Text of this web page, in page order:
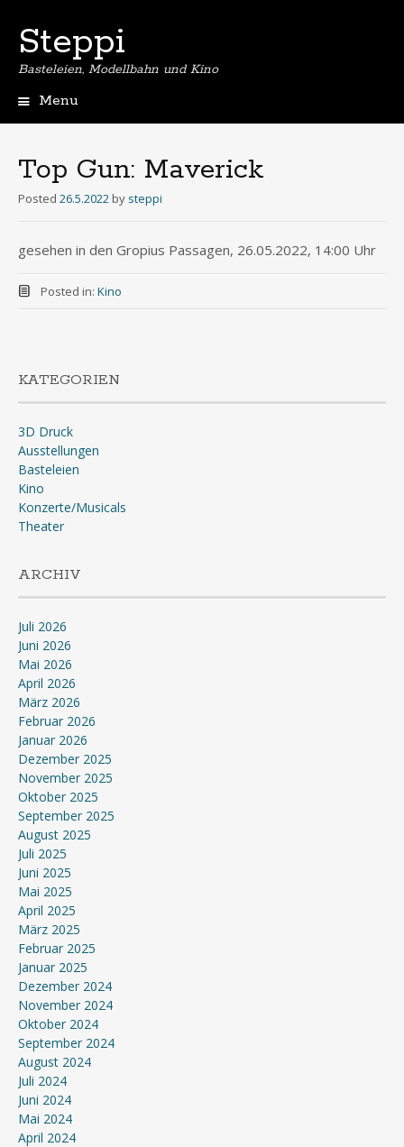
Steppi
Basteleien, Modellbahn und Kino
Menu
Top Gun: Maverick
Posted 26.5.2022 by steppi
gesehen in den Gropius Passagen, 26.05.2022, 14:00 Uhr
Posted in: Kino
KATEGORIEN
3D Druck
Ausstellungen
Basteleien
Kino
Konzerte/Musicals
Theater
ARCHIV
Juli 2026
Juni 2026
Mai 2026
April 2026
März 2026
Februar 2026
Januar 2026
Dezember 2025
November 2025
Oktober 2025
September 2025
August 2025
Juli 2025
Juni 2025
Mai 2025
April 2025
März 2025
Februar 2025
Januar 2025
Dezember 2024
November 2024
Oktober 2024
September 2024
August 2024
Juli 2024
Juni 2024
Mai 2024
April 2024